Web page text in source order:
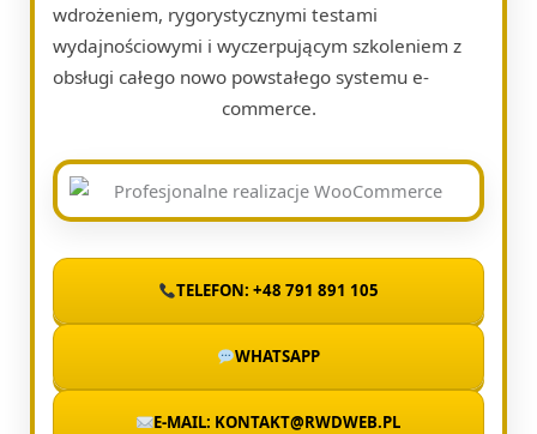
wdrożeniem, rygorystycznymi testami
wydajnościowymi i wyczerpującym szkoleniem z
obsługi całego nowo powstałego systemu e-
commerce.
TELEFON: +48 791 891 105
WHATSAPP
E-MAIL: KONTAKT@RWDWEB.PL